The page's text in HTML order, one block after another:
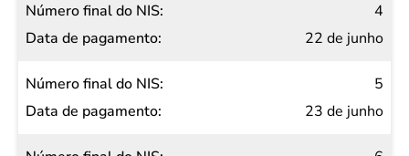
4
22 de junho
5
23 de junho